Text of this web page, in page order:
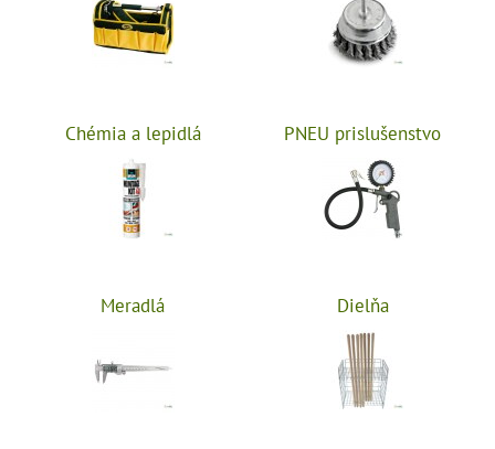
Chémia a lepidlá PNEU prislušenstvo
Meradlá Dielňa